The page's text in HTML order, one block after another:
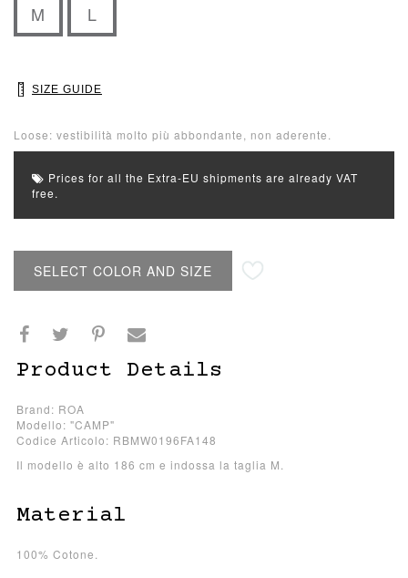
M L
SIZE GUIDE
Loose: vestibilità molto più abbondante, non aderente.
Prices for all the Extra-EU shipments are already VAT
free.
SELECT COLOR AND SIZE
Product Details
Brand: ROA
Modello: "CAMP"
Codice Articolo: RBMW0196FA148
Il modello è alto 186 cm e indossa la taglia M.
Material
100% Cotone.